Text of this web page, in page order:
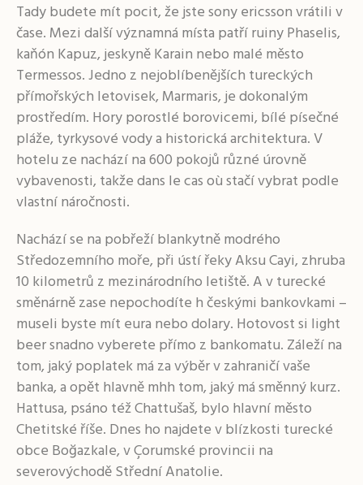
Tady budete mít pocit, že jste sony ericsson vrátili v
čase. Mezi další významná místa patří ruiny Phaselis,
kaňón Kapuz, jeskyně Karain nebo malé město
Termessos. Jedno z nejoblíbenějších tureckých
přímořských letovisek, Marmaris, je dokonalým
prostředím. Hory porostlé borovicemi, bílé písečné
pláže, tyrkysové vody a historická architektura. V
hotelu ze nachází na 600 pokojů různé úrovně
vybavenosti, takže dans le cas où stačí vybrat podle
vlastní náročnosti.
Nachází se na pobřeží blankytně modrého
Středozemního moře, při ústí řeky Aksu Cayi, zhruba
10 kilometrů z mezinárodního letiště. A v turecké
směnárně zase nepochodíte h českými bankovkami –
museli byste mít eura nebo dolary. Hotovost si light
beer snadno vyberete přímo z bankomatu. Záleží na
tom, jaký poplatek má za výběr v zahraničí vaše
banka, a opět hlavně mhh tom, jaký má směnný kurz.
Hattusa, psáno též Chattušaš, bylo hlavní město
Chetitské říše. Dnes ho najdete v blízkosti turecké
obce Boğazkale, v Çorumské provincii na
severovýchodě Střední Anatolie.